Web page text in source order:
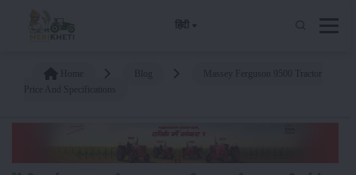
हिंदी